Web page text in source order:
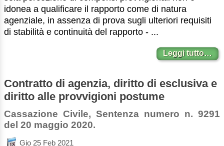
idonea a qualificare il rapporto come di natura
agenziale, in assenza di prova sugli ulteriori requisiti
di stabilità e continuità del rapporto - ...
Leggi tutto…
Contratto di agenzia, diritto di esclusiva e
diritto alle provvigioni postume
Cassazione Civile, Sentenza numero n. 9291
del 20 maggio 2020.
Gio 25 Feb 2021